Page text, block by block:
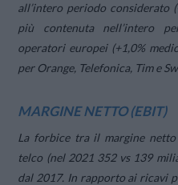
all’intero periodo considerato
più contenuta nell’intero
operatori europei (+1,0%
per Orange, Telefonica, Tim e
MARGINE NETTO (EBIT)
La forbice tra il margine
telco (nel 2021 352 vs 139
dal 2017. In rapporto ai ricavi